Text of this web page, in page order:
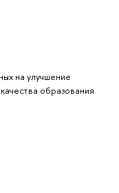
на улучшение
образования